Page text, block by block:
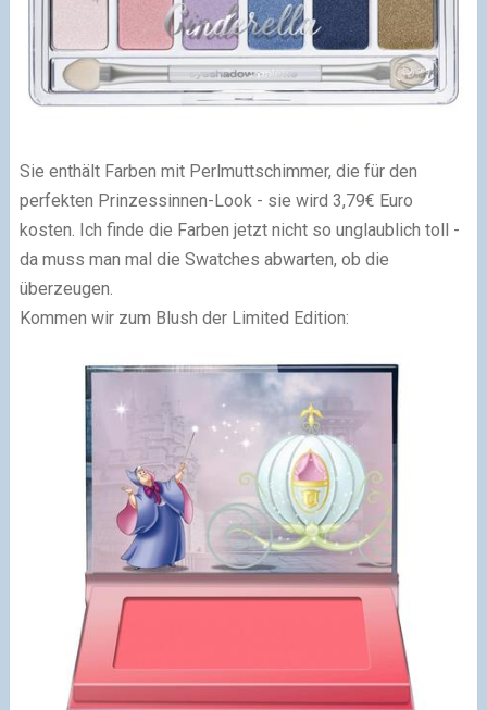
Sie enthält Farben mit Perlmuttschimmer, die für den
perfekten Prinzessinnen-Look - sie wird 3,79€ Euro
kosten. Ich finde die Farben jetzt nicht so unglaublich toll -
da muss man mal die Swatches abwarten, ob die
überzeugen.
Kommen wir zum Blush der Limited Edition: